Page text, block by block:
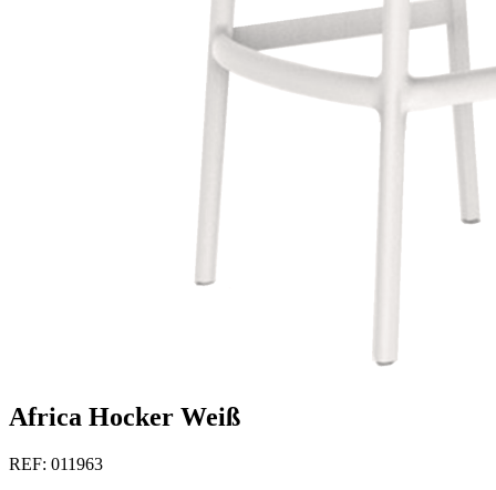
Africa Hocker Weiß
REF: 011963